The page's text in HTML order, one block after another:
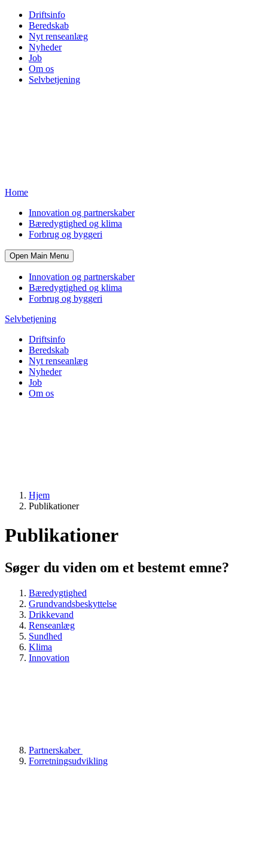
Driftsinfo
Beredskab
Nyt renseanlæg
Nyheder
Job
Om os
Selvbetjening
Home
Innovation og partnerskaber
Bæredygtighed og klima
Forbrug og byggeri
Open Main Menu
Innovation og partnerskaber
Bæredygtighed og klima
Forbrug og byggeri
Selvbetjening
Driftsinfo
Beredskab
Nyt renseanlæg
Nyheder
Job
Om os
Hjem
Publikationer
Publikationer
Søger du viden om et bestemt emne?
Bæredygtighed
Grundvandsbeskyttelse
Drikkevand
Renseanlæg
Sundhed
Klima
Innovation
Partnerskaber
Forretningsudvikling